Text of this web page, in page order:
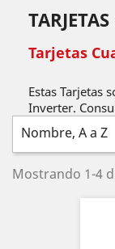
Tarjetas
Estas Tarjetas
Inverter.
Nombre, A a Z
Mostrando 1-4